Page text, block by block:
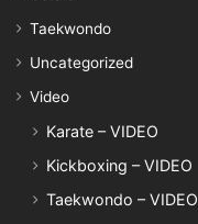
Taekwondo
Uncategorized
Video
Karate – VIDEO
Kickboxing – VIDEO
Taekwondo – VIDEO